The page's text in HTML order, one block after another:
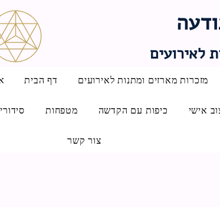
לאירועים
דף הבית מזכרות מארזים ומתנות לאירועים
מטפחות כיפות עם הקדשה אישי
צור קשר